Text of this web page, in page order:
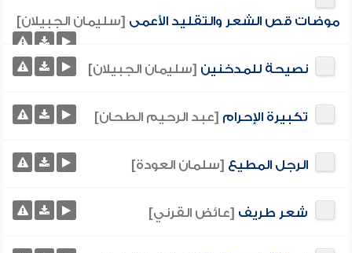
موضات قص الشعر والتقليد الأعمى [سليمان الجبيلان]
نصيحة للمدخنين [سليمان الجبيلان]
تكبيرة الإحرام [عبد الرحيم الطحان]
الرجل المطيع [سلمان العودة]
شعر طريف [عائض القرني]